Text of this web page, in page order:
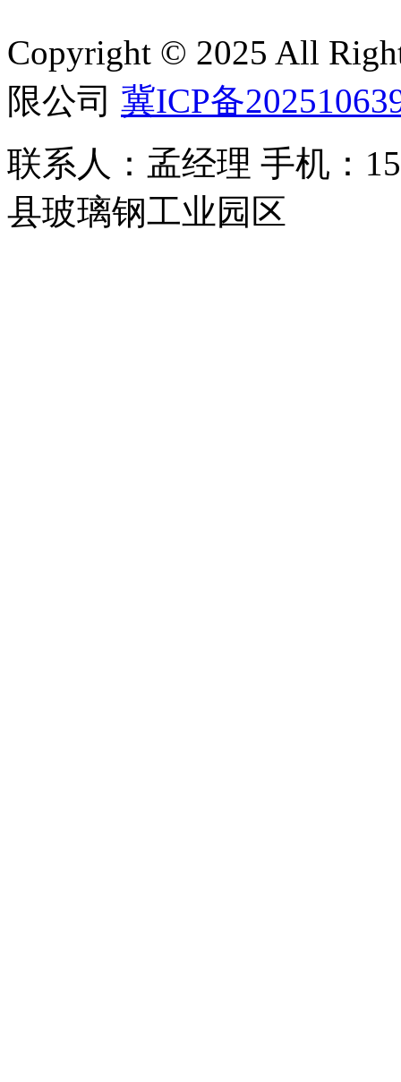
Copyright © 2025 All
限公司 冀ICP备
联系人：孟经理 手机：
县玻璃钢工业园区